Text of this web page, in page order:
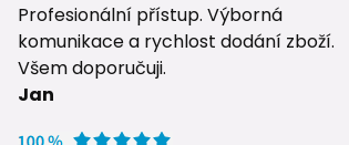
Profesionální přístup. Výborná
komunikace a rychlost dodání zboží.
Všem doporučuji.
Jan